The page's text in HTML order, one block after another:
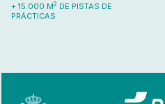
+ 15.000 M2 DE PISTAS DE
PRÁCTICAS